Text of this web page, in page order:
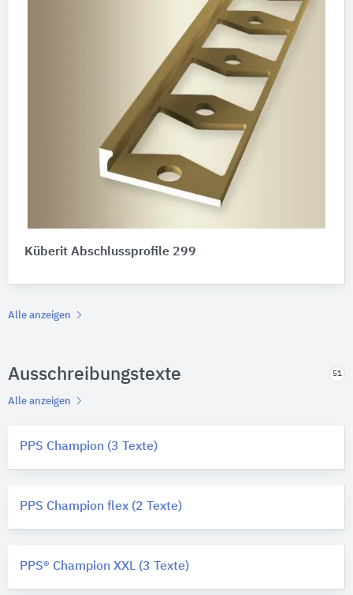
Küberit Abschlussprofile 299
Alle anzeigen
Ausschreibungstexte 51
Alle anzeigen
PPS Champion (3 Texte)
PPS Champion flex (2 Texte)
PPS® Champion XXL (3 Texte)